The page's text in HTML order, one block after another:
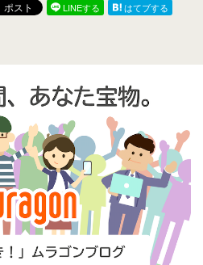
LINEする
はてブする